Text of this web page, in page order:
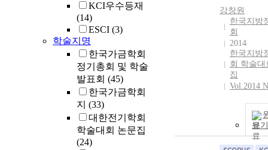
KCI우수등재
(14)
ESCI (3)
학술지명
한국가금학회
정기총회 및 학술
발표회 (45)
한국가금학회
지 (33)
대한전기학회
학술대회 논문집
(24)
강창원
한국지방
회
2014
한국지방
회 학술대
집
Vol.2014
보기